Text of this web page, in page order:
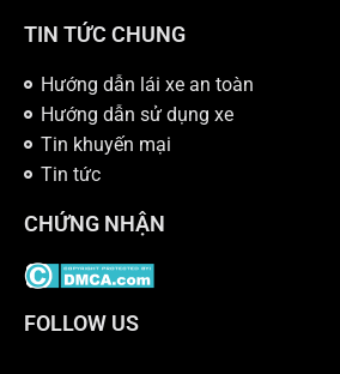
TIN TỨC CHUNG
Hướng dẫn lái xe an toàn
Hướng dẫn sử dụng xe
Tin khuyến mại
Tin tức
CHỨNG NHẬN
FOLLOW US